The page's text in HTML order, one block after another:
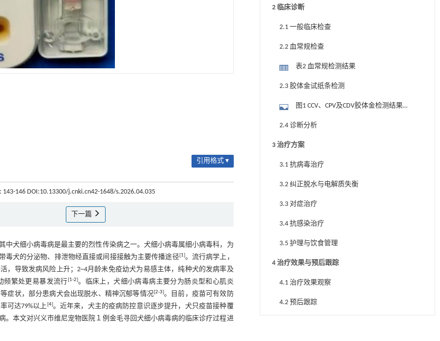
引用格式 ▾
143-146 DOI:10.13300/j.cnki.cn42-1648/s.2026.04.035
下一篇
犬细小病毒病是最主要的烈性传染病之一。犬细小病毒属细小病毒科，为
毒犬的分泌物、排泄物经直接或间接接触为主要传播途径[1]。流行病学上，
，导致发病风险上升；2~4月龄未免疫幼犬为易感主体，纯种犬的发病率及
频繁处更易暴发流行[1-2]。临床上，犬细小病毒病主要分为肠炎型和心肌炎
症状，部分患病犬会出现脱水、精神沉郁等情况[2-3]。目前，疫苗可有效防
可达79%以上[4]。近年来，犬主的疫病防控意识逐步提升，犬只疫苗接种覆
本文对兴义市维尼宠物医院１例金毛寻回犬细小病毒病的临床诊疗过程进
2 临床诊断
2.1 一般临床检查
2.2 血常规检查
表2 血常规检测结果
2.3 胶体金试纸条检测
图1 CCV、CPV及CDV胶体金检测结果
（左至右）
2.4 诊断分析
3 治疗方案
3.1 抗病毒治疗
3.2 纠正脱水与电解质失衡
3.3 对症治疗
3.4 抗感染治疗
3.5 护理与饮食管理
4 治疗效果与预后跟踪
4.1 治疗效果观察
4.2 预后跟踪